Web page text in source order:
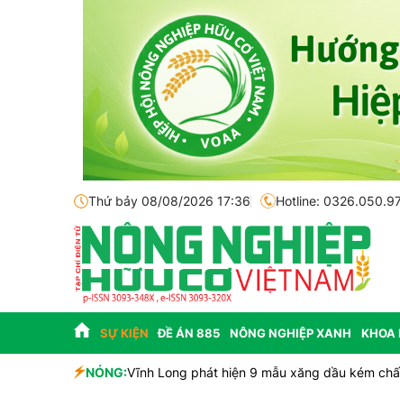
Thứ bảy 08/08/2026 17:36 Hotline:
SỰ KIỆN ĐỀ ÁN 885 NÔNG NGHIỆP XANH KHOA
NÓNG:
tiềm năng Vĩnh Long phát hiện 9 mẫu xăng dầu kém